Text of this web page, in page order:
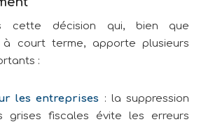
cette décision qui, bien que
à court terme, apporte plusieurs
:
les entreprises : la suppression
grises fiscales évite les erreurs